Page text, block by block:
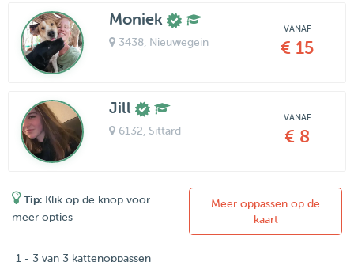
Moniek
3438, Nieuwegein
VANAF
€ 15
Jill
6132 , Sittard
VANAF
€ 8
Tip: Klik op de knop voor
meer opties
Meer oppassen op de
kaart
1 - 3 van 3 kattenoppassen